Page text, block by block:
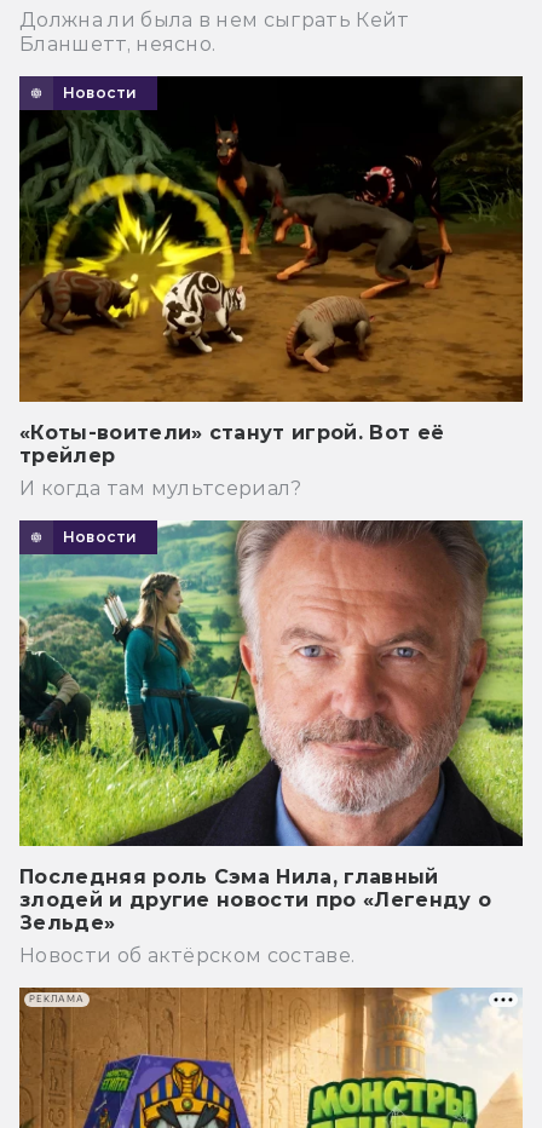
Должна ли была в нем сыграть Кейт
Бланшетт, неясно.
Новости
«Коты-воители» станут игрой. Вот её
трейлер
И когда там мультсериал?
Новости
Последняя роль Сэма Нила, главный
злодей и другие новости про «Легенду о
Зельде»
Новости об актёрском составе.
РЕКЛАМА